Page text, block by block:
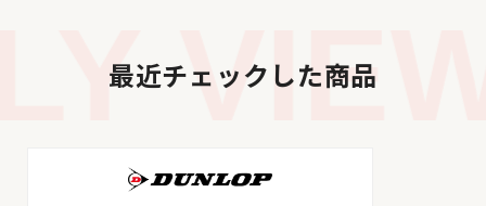
最近チェックした商品